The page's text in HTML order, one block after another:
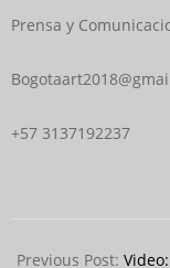
Prensa y
+57 3137192237
05-
Previous Post: